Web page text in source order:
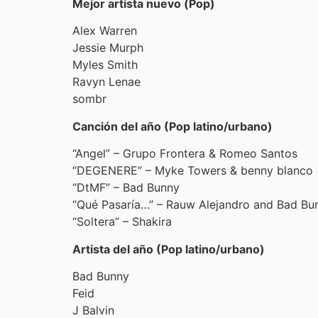
Mejor artista nuevo (Pop)
Alex Warren
Jessie Murph
Myles Smith
Ravyn Lenae
sombr
Canción del año (Pop latino/urbano)
“Angel” – Grupo Frontera & Romeo Santos
“DEGENERE” – Myke Towers & benny blanco
“DtMF” – Bad Bunny
“Qué Pasaría…” – Rauw Alejandro and Bad
“Soltera” – Shakira
Artista del año (Pop latino/urbano)
Bad Bunny
Feid
J Balvin